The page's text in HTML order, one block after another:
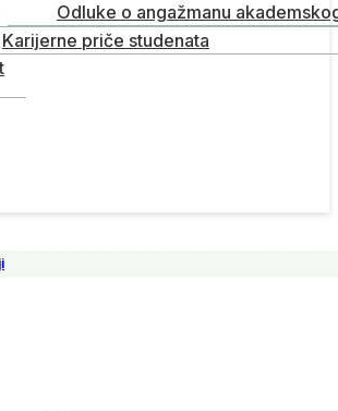
Odluke o angažmanu
Karijerne priče studenata